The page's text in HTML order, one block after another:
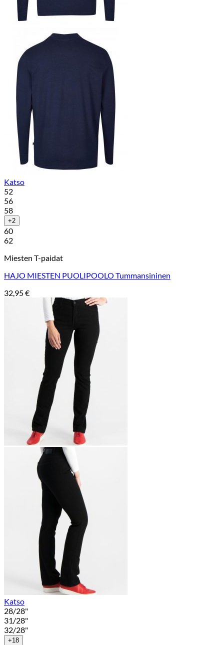
Katso
52
56
58
+2
60
62
Miesten T-paidat
HAJO MIESTEN PUOLIPOOLO Tummansininen
32,95€
Katso
28/28"
31/28"
32/28"
+18